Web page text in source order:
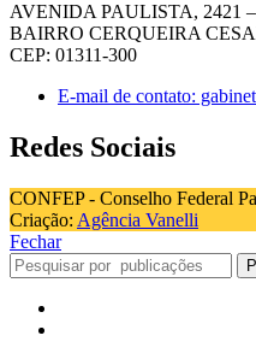
AVENIDA PAULISTA, 2421
BAIRRO CERQUEIRA
CEP: 01311-300
E-mail de contato:
Redes Sociais
CONFEP - Conselho Federal
Criação: Agência Vanelli
Fechar